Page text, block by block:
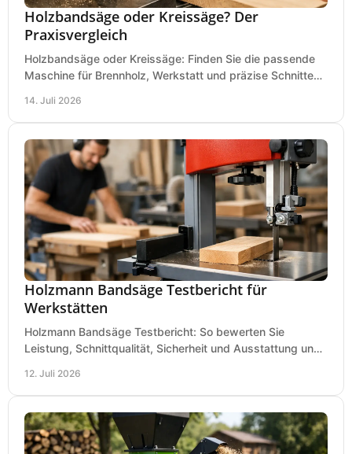
Holzbandsäge oder Kreissäge? Der
Praxisvergleich
Holzbandsäge oder Kreissäge: Finden Sie die passende
Maschine für Brennholz, Werkstatt und präzise Schnitte
14. Juli 2026
Holzmann Bandsäge Testbericht für
Werkstätten
Holzmann Bandsäge Testbericht: So bewerten Sie
Leistung, Schnittqualität, Sicherheit und Ausstattung und
12. Juli 2026